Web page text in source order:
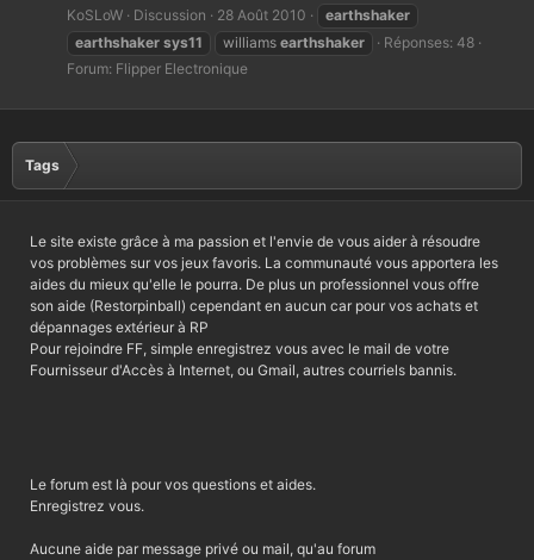
KoSLoW Discussion 28 Août 2010
earthshaker
earthshaker sys11 williams earthshaker
Réponses: 48
Forum: Flipper Electronique
Tags
Le site existe grâce à ma passion et l'envie de vous aider à résoudre
vos problèmes sur vos jeux favoris. La communauté vous apportera les
aides du mieux qu'elle le pourra. De plus un professionnel vous offre
son aide (Restorpinball) cependant en aucun car pour vos achats et
dépannages extérieur à RP
Pour rejoindre FF, simple enregistrez vous avec le mail de votre
Fournisseur d'Accès à Internet, ou Gmail, autres courriels bannis.
Le forum est là pour vos questions et aides.
Enregistrez vous.
Aucune aide par message privé ou mail, qu'au forum